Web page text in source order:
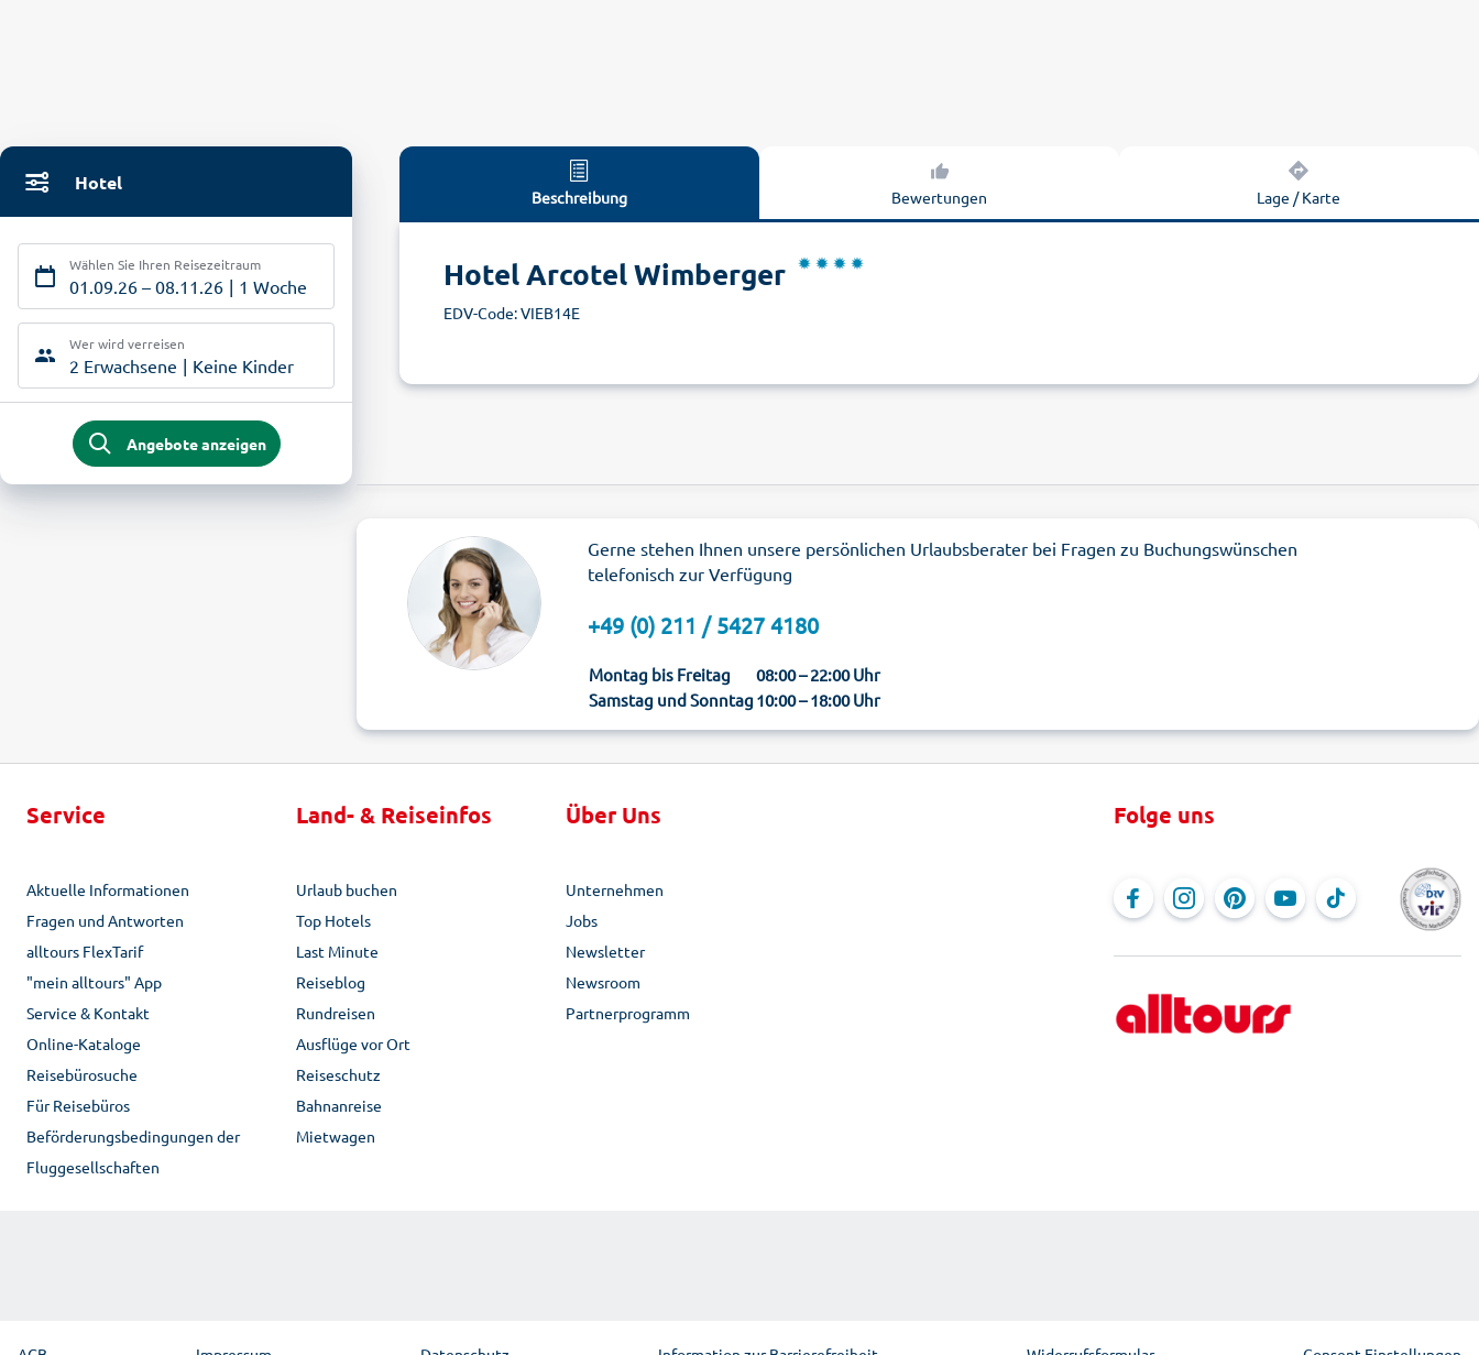
Hotel
Wählen Sie Ihren Reisezeitraum
01.09.26 – 08.11.26 1 Woche
Wer wird verreisen
2 Erwachsene Keine Kinder
Angebote anzeigen
Beschreibung Bewertungen Lage / Karte
Hotel Arcotel Wimberger
EDV-Code: VIEB14E
Gerne stehen Ihnen unsere persönlichen Urlaubsberater bei Fragen zu Buchungswünschen
telefonisch zur Verfügung
+49 (0) 211 / 5427 4180
Montag bis Freitag
08:00 – 22:00 Uhr
Samstag und Sonntag10:00 – 18:00 Uhr
Service
Aktuelle Informationen
Fragen und Antworten
alltours FlexTarif
"mein alltours" App
Service & Kontakt
Online-Kataloge
Reisebürosuche
Für Reisebüros
Beförderungsbedingungen der
Fluggesellschaften
Land- & Reiseinfos
Urlaub buchen
Top Hotels
Last Minute
Reiseblog
Rundreisen
Ausflüge vor Ort
Reiseschutz
Bahnanreise
Mietwagen
Über Uns
Unternehmen
Jobs
Newsletter
Newsroom
Partnerprogramm
Folge uns